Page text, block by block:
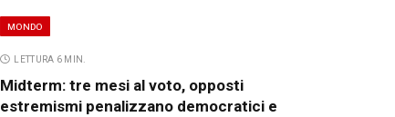
MONDO
LETTURA 6 MIN.
Midterm: tre mesi al voto, opposti
estremismi penalizzano democratici e